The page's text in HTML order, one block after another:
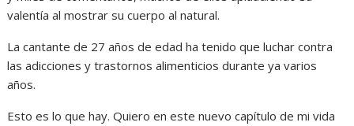
valentía al mostrar su cuerpo al natural.
La cantante de 27 años de edad ha tenido que luchar contra
las adicciones y trastornos alimenticios durante ya varios
años.
Esto es lo que hay. Quiero en este nuevo capítulo de mi vida